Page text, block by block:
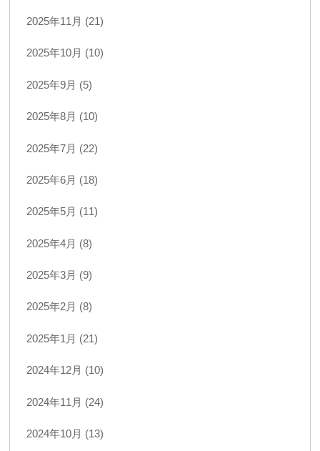
2025年11月 (21)
2025年10月 (10)
2025年9月 (5)
2025年8月 (10)
2025年7月 (22)
2025年6月 (18)
2025年5月 (11)
2025年4月 (8)
2025年3月 (9)
2025年2月 (8)
2025年1月 (21)
2024年12月 (10)
2024年11月 (24)
2024年10月 (13)